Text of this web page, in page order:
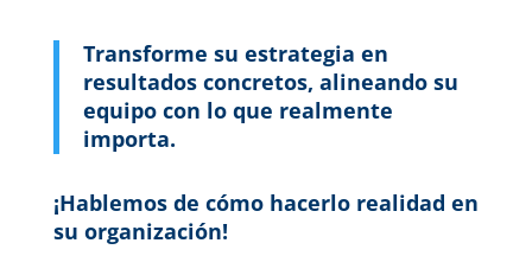
Transforme su estrategia en
resultados concretos, alineando su
equipo con lo que realmente
importa.
¡Hablemos de cómo hacerlo realidad en
su organización!